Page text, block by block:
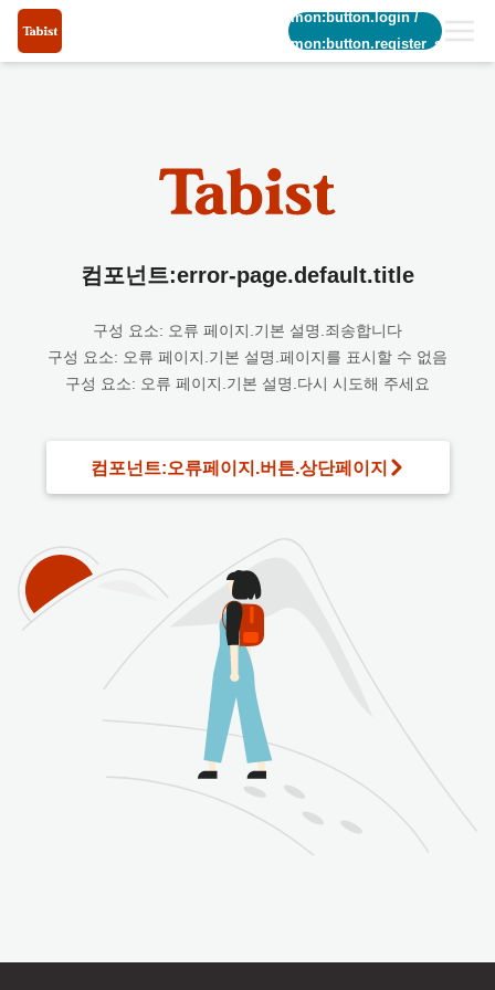
common:button.login/
common:button.register_short
컴포넌트:error-page.default.title
구성 요소: 오류 페이지.기본 설명.죄송합니다
구성 요소: 오류 페이지.기본 설명.페이지를 표시할 수 없음
구성 요소: 오류 페이지.기본 설명.다시 시도해 주세요
컴포넌트:오류페이지.버튼.상단페이지